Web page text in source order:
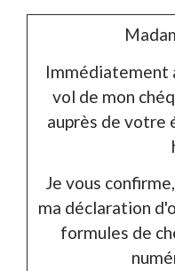
Immédiatement
vol de mon
auprès de votre
Je vous
ma déclaration
formules de